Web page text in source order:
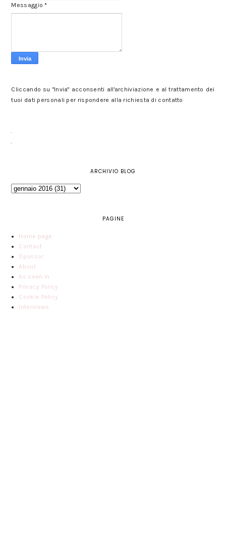
Messaggio*
Cliccando su "Invia" acconsenti all'archiviazione e al trattamento dei
tuoi dati personali per rispondere alla richiesta di contatto
ARCHIVIO BLOG
PAGINE
Home page
Contact
Sponsor
About
As seen in
Privacy Policy
Cookie Policy
Interviews